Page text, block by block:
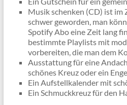
Musik schenken (CD) ist
schwer geworden, man
Spotify Abo eine Zeit lang
bestimmte Playlists mit
vorbereiten, die man dem
Ausstattung für eine
schönes Kreuz oder ein
Ein Aufstellkalender mit
Ein Schmuckkreuz für den